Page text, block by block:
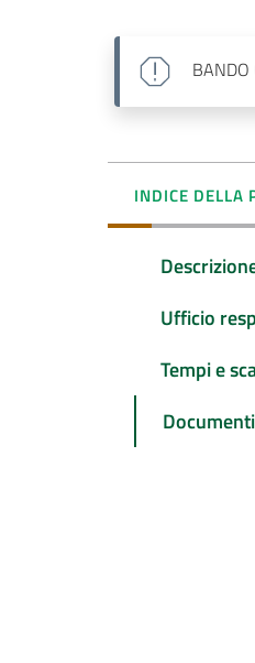
BANDO
INDICE DELLA
Ufficio
Tempi e